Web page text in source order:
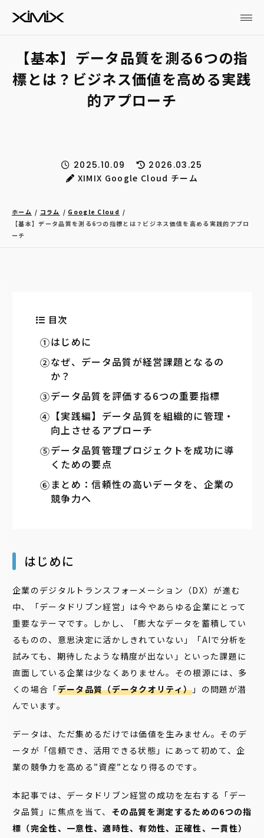
【基本】データ品質を測る6つの指
標とは？ビジネス価値を高める実践
的アプローチ
2025.10.09
2026.03.25
XIMIX Google Cloud チーム
ホーム コラム
Google Cloud
【基本】データ品質を測る6つの指標とは？ビジネス価値を高める実践的アプロ
ーチ
目次
はじめに
なぜ、データ品質が経営課題となるの
か？
データ品質を評価する6つの重要指標
【実践編】データ品質を組織的に管理・
向上させるアプローチ
データ品質管理プロジェクトを成功に導
くための要点
まとめ：信頼性の高いデータを、企業の
競争力へ
はじめに
企業のデジタルトランスフォーメーション（DX）が進む
中、「データドリブン経営」は今やあらゆる企業にとって
重要なテーマです。しかし、「膨大なデータを蓄積してい
るものの、意思決定に活かしきれていない」「AIで分析を
試みても、期待したような精度が出ない」といった課題に
直面している企業は少なくありません。その根源には、多
くの場合「データ品質（データクオリティ） 」の問題が潜
んでいます。
データは、ただ集めるだけでは価値を生みません。そのデ
ータが「信頼でき、活用できる状態」にあって初めて、企
業の競争力を高める”資産”となり得るのです。
本記事では、データドリブン経営の成功を左右する「デー
タ品質」に焦点を当て、 その品質を測定するための6つの指
標（完全性、一意性、適時性、有効性、正確性、一貫性）